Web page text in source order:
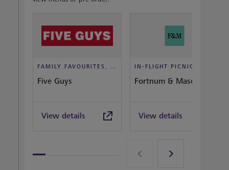
FAMILY FAVOURITES, TAKEOUT, CASUAL DINING
Five Guys
View details
Fortnum & Mason Bar
View details